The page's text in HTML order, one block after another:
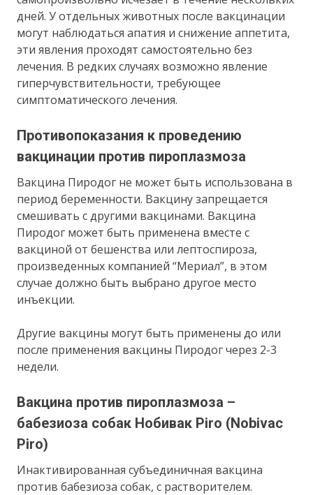
дней. У отдельных животных после вакцинации
могут наблюдаться апатия и снижение аппетита,
эти явления проходят самостоятельно без
лечения. В редких случаях возможно явление
гиперчувствительности, требующее
симптоматического лечения.
Противопоказания к проведению
вакцинации против пироплазмоза
Вакцина Пиродог не может быть использована в
период беременности. Вакцину запрещается
смешивать с другими вакцинами. Вакцина
Пиродог может быть применена вместе с
вакциной от бешенства или лептоспироза,
произведенных компанией “Мериал”, в этом
случае должно быть выбрано другое место
инъекции.
Другие вакцины могут быть применены до или
после применения вакцины Пиродог через 2-3
недели.
Вакцина против пироплазмоза –
бабезиоза собак Нобивак Piro (Nobivac
Piro)
Инактивированная субъединичная вакцина
против бабезиоза собак, с растворителем.